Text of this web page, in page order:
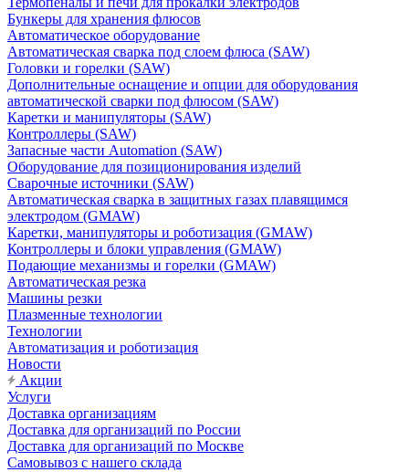
Бункеры для хранения флюсов
Автоматическое оборудование
Автоматическая сварка под слоем флюса (SAW)
Головки и горелки (SAW)
Дополнительные оснащение и опции для оборудования
автоматической сварки под флюсом (SAW)
Каретки и манипуляторы (SAW)
Контроллеры (SAW)
Запасные части Automation (SAW)
Оборудование для позиционирования изделий
Сварочные источники (SAW)
Автоматическая сварка в защитных газах плавящимся
электродом (GMAW)
Каретки, манипуляторы и роботизация (GMAW)
Контроллеры и блоки управления (GMAW)
Подающие механизмы и горелки (GMAW)
Автоматическая резка
Машины резки
Плазменные технологии
Технологии
Автоматизация и роботизация
Новости
Акции
Услуги
Доставка организациям
Доставка для организаций по России
Доставка для организаций по Москве
Самовывоз с нашего склада